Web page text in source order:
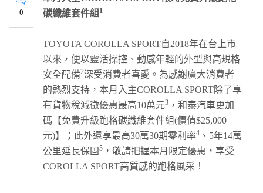
0
碳纖維套件組 1
TOYOTA COROLLA SPORT自2018年在台上市
以來，便以靈活操控、動感年輕的外型與高規格
安全配備2深受消費者喜愛。為感謝廣大消費者
的熱烈支持，本月入主COROLLA SPORT除了享
有貨物稅減徵優惠最高10萬元3 ，和泰汽車更加
碼【免費升級跑格碳纖維套件組(價值$25,000
元)】；此外還享最高30萬30期零利率4 、5年14萬
公里延長保固5 ，敬請把握本月限定優惠，享受
COROLLA SPORT高質感的跑格風采！